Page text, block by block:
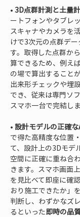
• 3D点群計測と土量
ートフォンやタブレ
スキャナやカメラを
けで3次元の点群デ
す。取得した点群か
算できるため、例え
の場で算出すること
出来形チェックや埋
でき、従来は専門ソ
• 設計モデルの正確
で得た高精度な位置
て、設計上の3Dモデ
空間に正確に重ね合
きます。スマホ画面
を見比べて即座に確
おり施工できたか」
判断し、わずかなズ
るといった即時の品